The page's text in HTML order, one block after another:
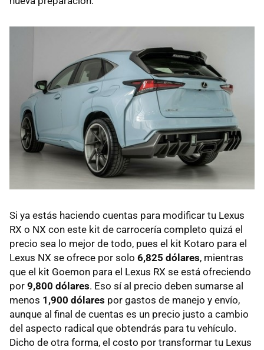
Si ya estás haciendo cuentas para modificar tu Lexus
RX o NX con este kit de carrocería completo quizá el
precio sea lo mejor de todo, pues el kit Kotaro para el
Lexus NX se ofrece por solo 6,825 dólares, mientras
que el kit Goemon para el Lexus RX se está ofreciendo
por 9,800 dólares. Eso sí al precio deben sumarse al
menos 1,900 dólares por gastos de manejo y envío,
aunque al final de cuentas es un precio justo a cambio
del aspecto radical que obtendrás para tu vehículo.
Dicho de otra forma, el costo por transformar tu Lexus